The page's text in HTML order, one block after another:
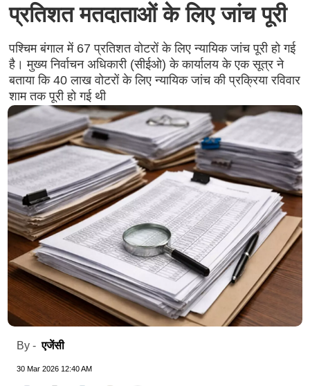
प्रतिशत मतदाताओं के लिए जांच पूरी
पश्चिम बंगाल में 67 प्रतिशत वोटरों के लिए न्यायिक जांच पूरी हो गई
है। मुख्य निर्वाचन अधिकारी (सीईओ) के कार्यालय के एक सूत्र ने
बताया कि 40 लाख वोटरों के लिए न्यायिक जांच की प्रक्रिया रविवार
शाम तक पूरी हो गई थी
By -एजेंसी
30 Mar 2026 12:40 AM